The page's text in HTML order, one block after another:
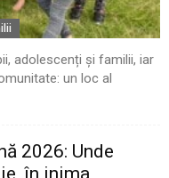
adolescenți și familii, iar
un loc al
2026: Unde
în inima